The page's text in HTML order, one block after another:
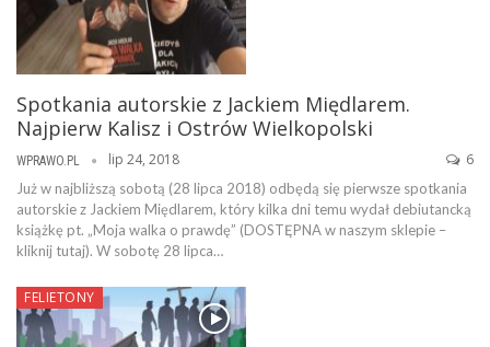
Spotkania autorskie z Jackiem Międlarem.
Najpierw Kalisz i Ostrów Wielkopolski
WPRAWO.PL lip 24, 2018 6
Już w najbliższą sobotą (28 lipca 2018) odbędą się pierwsze spotkania
autorskie z Jackiem Międlarem, który kilka dni temu wydał debiutancką
książkę pt. „Moja walka o prawdę” (DOSTĘPNA w naszym sklepie –
kliknij tutaj). W sobotę 28 lipca…
FELIETONY